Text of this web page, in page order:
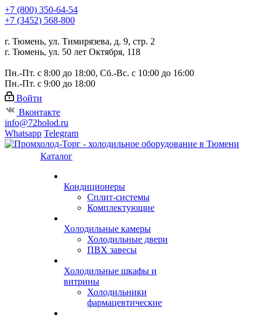
+7 (800) 350-64-54
+7 (3452) 568-800
г. Тюмень, ул. Тимирязева, д. 9, стр. 2
г. Тюмень, ул. 50 лет Октября, 118
Пн.-Пт. с 8:00 до 18:00, Сб.-Вс. с 10:00 до 16:00
Пн.-Пт. с 9:00 до 18:00
Войти
Вконтакте
info@72holod.ru
Whatsapp Telegram
Каталог
Кондиционеры
Сплит-системы
Комплектующие
Холодильные камеры
Холодильные двери
ПВХ завесы
Холодильные шкафы и
витрины
Холодильники
фармацевтические